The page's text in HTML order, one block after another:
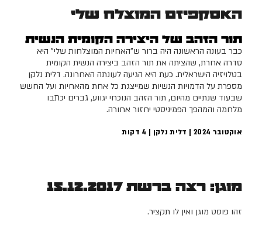
האסקפיזם המוצלח שלי
תור הזהב של היצירה הקומית הנשית
כבר בעונה הראשונה היה ברור ש"האחיות המוצלחות שלי" היא
סדרה אחרת, שהציתה את תור הזהב ביצירה הנשית הקומית
בטלויזיה הישראלית. כעת היא הגיעה לעונתה האחרונה. דלית נלקן
מספרת על הדמויות הנשיות שמייצגת כל אחת מהאחיות ועל החשש
שבעוד שנתיים מהיום, תור הזהב הנוכחי יגווע, גברים יכתבו
מלחמה והמהפך הפמיניסטי יחזור אחורה.
אוקטובר 2024 | דלית נלקן | 4 דקות
מוגן: רצה ברשת 15.12.2017
זהו פוסט מוגן ואין לו תקציר.